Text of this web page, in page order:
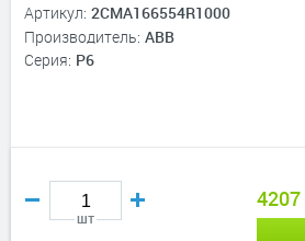
Артикул: 2CMA166554R1000
Производитель: ABB
Серия: P6
шт
4207